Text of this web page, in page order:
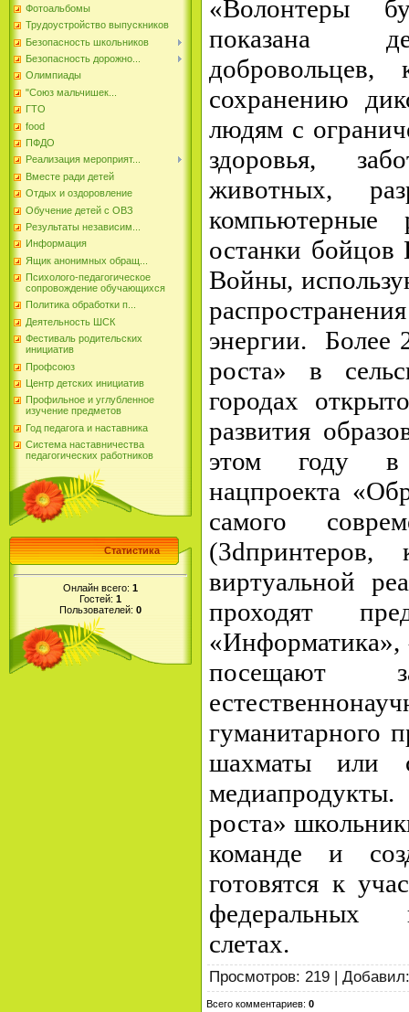
Фотоальбомы
Трудоустройство выпускников
Безопасность школьников
Безопасность дорожно...
Олимпиады
"Союз мальчишек...
ГТО
food
ПФДО
Реализация мероприят...
Вместе ради детей
Отдых и оздоровление
Обучение детей с ОВЗ
Результаты независим...
Информация
Ящик анонимных обращ...
Психолого-педагогическое
сопровождение обучающихся
Политика обработки п...
Деятельность ШСК
Фестиваль родительских
инициатив
Профсоюз
Центр детских инициатив
Профильное и углубленное
изучение предметов
Год педагога и наставника
Система наставничества
педагогических работников
Статистика
Онлайн всего: 1
Гостей: 1
Пользователей: 0
«Волонтеры
показана
добровольцев,
сохранению
людям с
здоровья,
животных,
компьютерные
останки бойцов
Войны,
энергии. Более
роста» в
городах
развития
этом году в
нацпроекта
самого
(3dпринтеров,
виртуальной
проходят
посещают
гуманитарного
шахматы или
роста»
команде и
готовятся к
федеральных
слетах.
Просмотров: 219 | Добавил:
Всего комментариев: 0